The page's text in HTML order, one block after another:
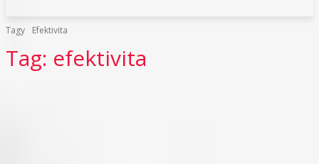
Tagy Efektivita
Tag: efektivita